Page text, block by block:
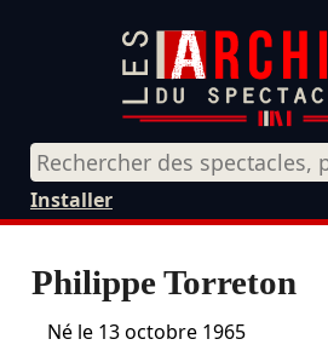
Installer
Philippe Torreton
Né le 13 octobre 1965